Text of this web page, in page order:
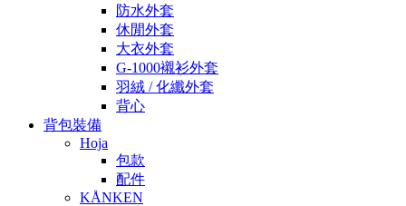
防水外套
休閒外套
大衣外套
G-1000襯衫外套
羽絨 / 化纖外套
背心
背包裝備
Hoja
包款
配件
KÅNKEN